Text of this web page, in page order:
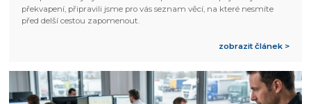
překvapení, připravili jsme pro vás seznam věcí, na které nesmíte
před delší cestou zapomenout.
zobrazit článek >